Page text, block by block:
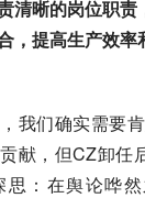
清晰的岗位职
，提高生产效
我们确实需要
献，但CZ卸任
思：在舆论哗